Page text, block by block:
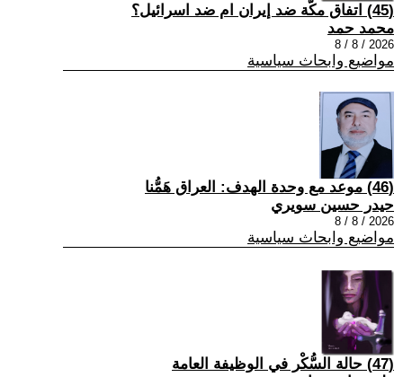
(45) اتفاق مكّة ضد إيران ام ضد اسرائيل؟
محمد حمد
2026 / 8 / 8
مواضيع وابحاث سياسية
(46) موعد مع وحدة الهدف: العراق هَمُّنا
حيدر حسين سويري
2026 / 8 / 8
مواضيع وابحاث سياسية
(47) حالة السُّكْر في الوظيفة العامة